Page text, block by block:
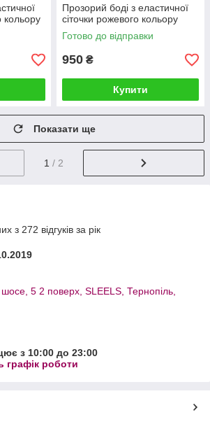
кольору
Прозорий боді з еластичної
сіточки рожевого кольору
Готово до відправки
950 ₴
Купити
Показати ще
1 / 2
з 272 відгуків за рік
шосе, 5 2 поверх, SLEELS, Тернопіль,
з 10:00 до 23:00
графік роботи